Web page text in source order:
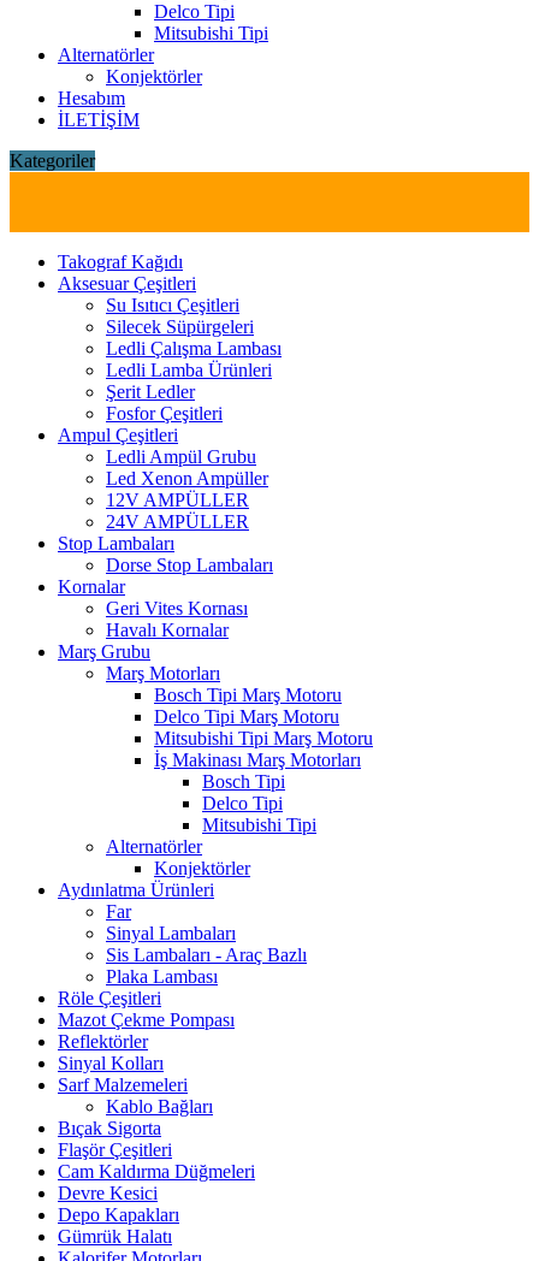
Delco Tipi
Mitsubishi Tipi
Alternatörler
Konjektörler
Hesabım
İLETİŞİM
Kategoriler
Takograf Kağıdı
Aksesuar Çeşitleri
Su Isıtıcı Çeşitleri
Silecek Süpürgeleri
Ledli Çalışma Lambası
Ledli Lamba Ürünleri
Şerit Ledler
Fosfor Çeşitleri
Ampul Çeşitleri
Ledli Ampül Grubu
Led Xenon Ampüller
12V AMPÜLLER
24V AMPÜLLER
Stop Lambaları
Dorse Stop Lambaları
Kornalar
Geri Vites Kornası
Havalı Kornalar
Marş Grubu
Marş Motorları
Bosch Tipi Marş Motoru
Delco Tipi Marş Motoru
Mitsubishi Tipi Marş Motoru
İş Makinası Marş Motorları
Bosch Tipi
Delco Tipi
Mitsubishi Tipi
Alternatörler
Konjektörler
Aydınlatma Ürünleri
Far
Sinyal Lambaları
Sis Lambaları - Araç Bazlı
Plaka Lambası
Röle Çeşitleri
Mazot Çekme Pompası
Reflektörler
Sinyal Kolları
Sarf Malzemeleri
Kablo Bağları
Bıçak Sigorta
Flaşör Çeşitleri
Cam Kaldırma Düğmeleri
Devre Kesici
Depo Kapakları
Gümrük Halatı